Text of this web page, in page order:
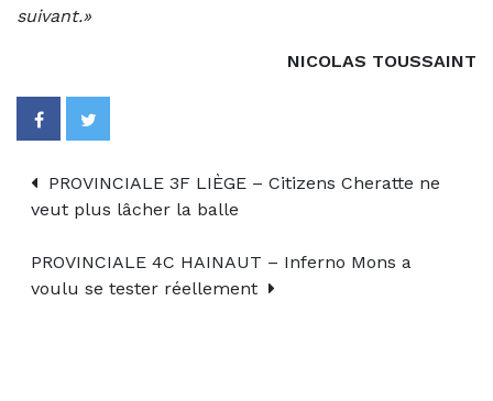
suivant.»
NICOLAS TOUSSAINT
PROVINCIALE 3F LIÈGE – Citizens Cheratte ne
veut plus lâcher la balle
PROVINCIALE 4C HAINAUT – Inferno Mons a
voulu se tester réellement